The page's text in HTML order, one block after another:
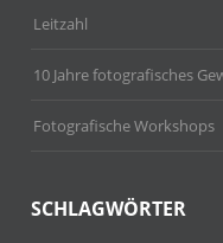
Leitzahl
10 Jahre fotografisches
Fotografische Workshops
SCHLAGWÖRTER